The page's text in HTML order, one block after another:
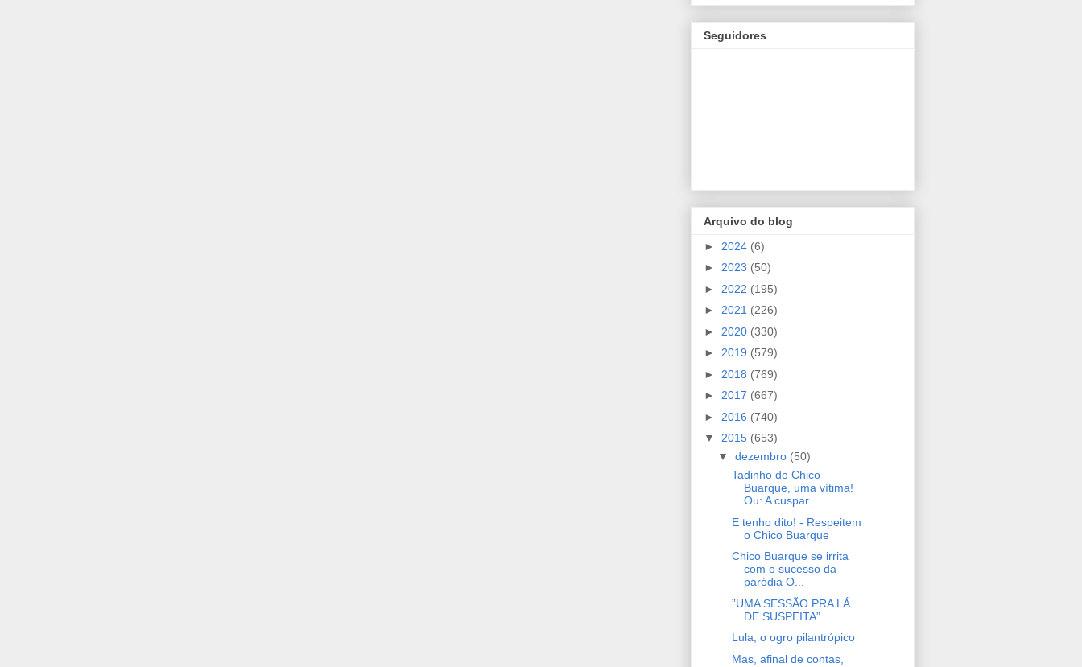
Seguidores
Arquivo do blog
► 2024 (6)
► 2023 (50)
► 2022 (195)
► 2021 (226)
► 2020 (330)
► 2019 (579)
► 2018 (769)
► 2017 (667)
► 2016 (740)
▼ 2015 (653)
▼ dezembro (50)
Tadinho do Chico
Buarque, uma vítima!
Ou: A cuspar...
E tenho dito! - Respeitem
o Chico Buarque
Chico Buarque se irrita
com o sucesso da
paródia O...
”UMA SESSÃO PRA LÁ
DE SUSPEITA”
Lula, o ogro pilantrópico
Mas, afinal de contas,